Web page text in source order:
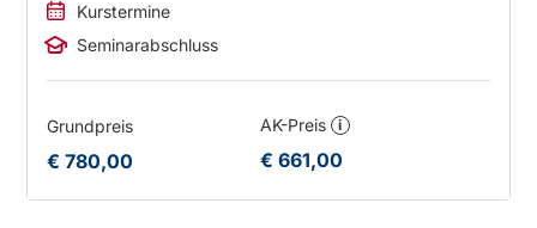
Kurstermine
Seminarabschluss
Grundpreis
€ 780,00
AK-Preis i
€ 661,00